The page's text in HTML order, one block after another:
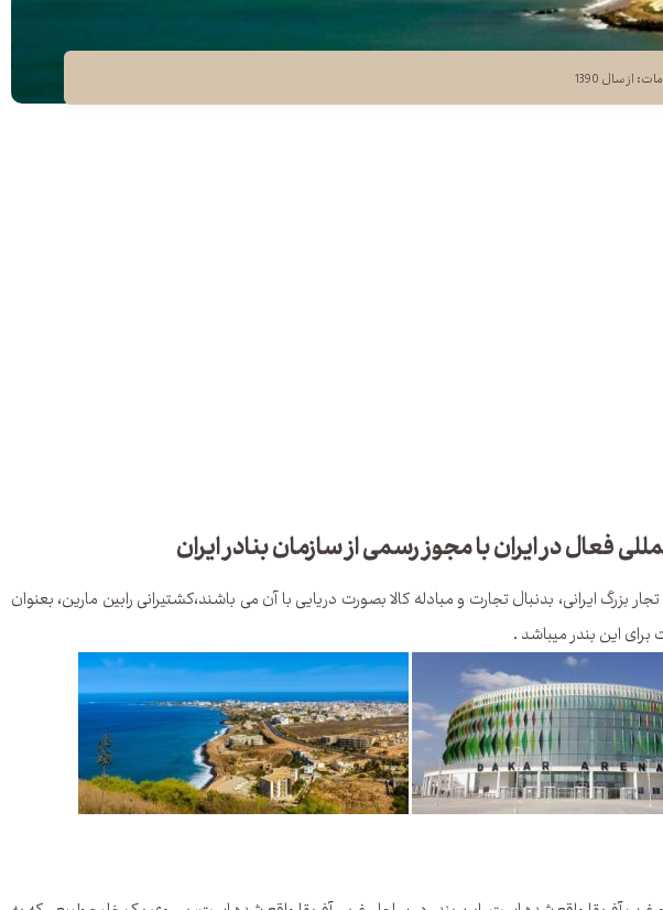
از سال 1390
فعال در ایران با مجوز رسمی از سازمان بنادر ایران
بزرگ ایرانی، بدنبال تجارت و مبادله کالا بصورت دریایی با آن می باشند،کشتیرانی رابین مارین، بعنوان